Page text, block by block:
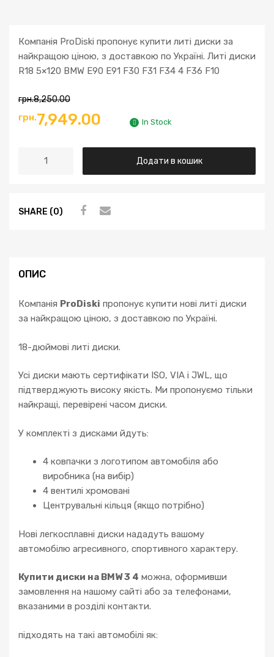
Компанія ProDiski пропонує купити литі диски за
найкращою ціною, з доставкою по Україні. Литі диски
R18 5×120 BMW E90 E91 F30 F31 F34 4 F36 F10
грн.8,250.00
грн.7,949.00 In Stock
Додати в кошик
SHARE (0)
ОПИС
Компанія ProDiski пропонує купити нові литі диски
за найкращою ціною, з доставкою по Україні.
18-дюймові литі диски.
Усі диски мають сертифікати ISO, VIA і JWL, що
підтверджують високу якість. Ми пропонуємо тільки
найкращі, перевірені часом диски.
У комплекті з дисками йдуть:
4 ковпачки з логотипом автомобіля або
виробника (на вибір)
4 вентилі хромовані
Центрувальні кільця (якщо потрібно)
Нові легкосплавні диски нададуть вашому
автомобілю агресивного, спортивного характеру.
Купити диски на BMW 3 4 можна, оформивши
замовлення на нашому сайті або за телефонами,
вказаними в розділі контакти.
підходять на такі автомобілі як: